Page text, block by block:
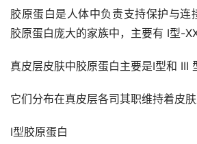
胶原蛋白是人体中负责支持保护与连
胶原蛋白庞大的家族中，主要有 I型-
真皮层皮肤中胶原蛋白主要是I型和 III
它们分布在真皮层各司其职维持着皮
I型胶原蛋白